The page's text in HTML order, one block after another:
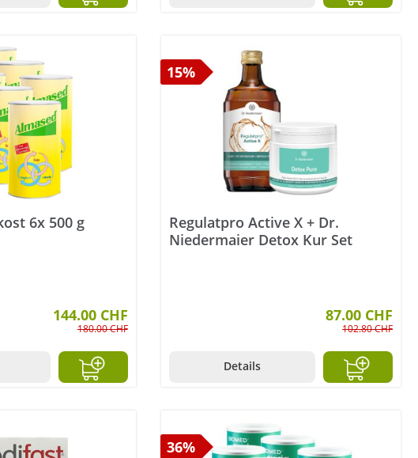
6x 500 g
Bewertung von 5 von 5 Sternen
144.00 CHF
180.00 CHF
15%
Regulatpro Active X + Dr.
Niedermaier Detox Kur Set
87.00 CHF
102.80 CHF
Details
36%